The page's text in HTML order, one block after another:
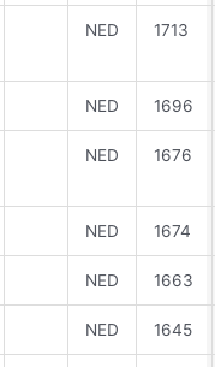
NED 1713
NED 1696
NED 1676
NED 1674
NED 1663
NED 1645